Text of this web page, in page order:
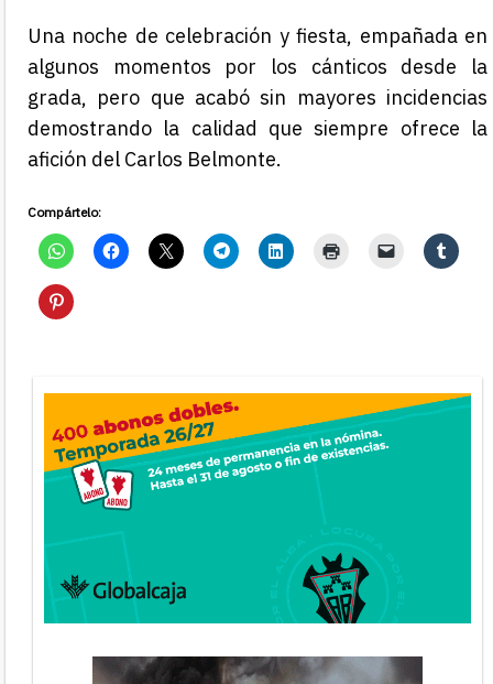
Una noche de celebración y fiesta, empañada en
algunos momentos por los cánticos desde la
grada, pero que acabó sin mayores incidencias
demostrando la calidad que siempre ofrece la
afición del Carlos Belmonte.
Compártelo: